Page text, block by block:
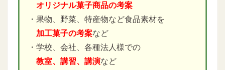
オリジナル菓子商品の考案
・果物、野菜、特産物など食品素材を
加工菓子の考案など
・学校、会社、各種法人様での
教室、講習、講演など